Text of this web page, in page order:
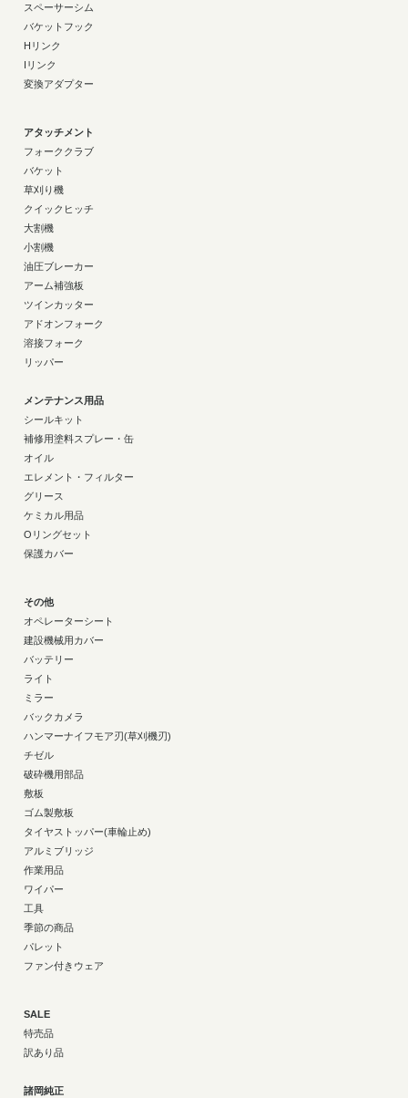
スペーサーシム
バケットフック
Hリンク
Iリンク
変換アダプター
アタッチメント
フォーククラブ
バケット
草刈り機
クイックヒッチ
大割機
小割機
油圧ブレーカー
アーム補強板
ツインカッター
アドオンフォーク
溶接フォーク
リッパー
メンテナンス用品
シールキット
補修用塗料スプレー・缶
オイル
エレメント・フィルター
グリース
ケミカル用品
Oリングセット
保護カバー
その他
オペレーターシート
建設機械用カバー
バッテリー
ライト
ミラー
バックカメラ
ハンマーナイフモア刃(草刈機刃)
チゼル
破砕機用部品
敷板
ゴム製敷板
タイヤストッパー(車輪止め)
アルミブリッジ
作業用品
ワイパー
工具
季節の商品
パレット
ファン付きウェア
SALE
特売品
訳あり品
諸岡純正